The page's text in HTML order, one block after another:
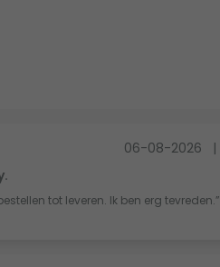
06-08-2026
|
tot leveren. Ik ben erg tevreden.”